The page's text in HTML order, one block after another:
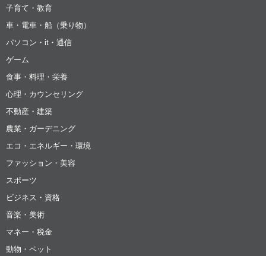
子育て・教育
車・電車・船（乗り物）
パソコン・it・通信
ゲーム
食事・料理・栄養
心理・カウンセリング
不動産・建築
農業・ガーデニング
エコ・エネルギー・環境
ファッション・美容
スポーツ
ビジネス・資格
音楽・美術
マネー・税金
動物・ペット